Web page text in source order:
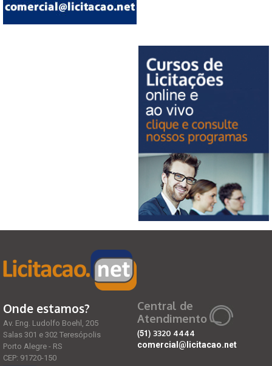
Onde estamos?
Av. Eng. Ludolfo Boehl, 205
Salas 301 e 302 Teresópolis
Porto Alegre - RS
CEP: 91720-150
Central de
Atendimento
(51) 3320 4444
comercial@licitacao.net